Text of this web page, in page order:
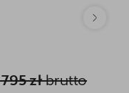
złbrutto